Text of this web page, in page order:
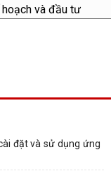
và đầu tư
đặt và sử dụng ứng